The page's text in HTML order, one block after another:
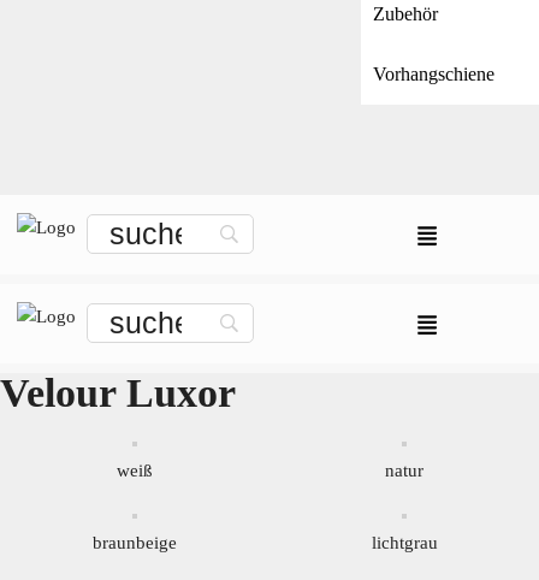
Zubehör
Vorhangschiene
Velour Luxor
weiß natur
braunbeige lichtgrau